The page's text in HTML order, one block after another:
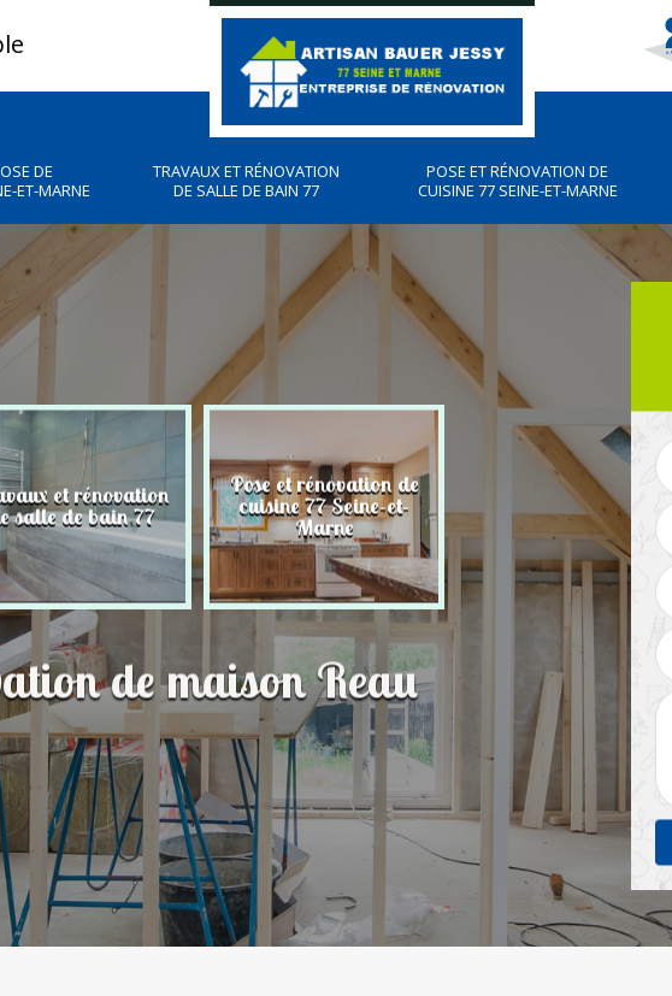
DE
ET-MARNE
TRAVAUX ET RÉNOVATION
DE SALLE DE BAIN 77
POSE ET RÉNOVATION DE
CUISINE 77 SEINE-ET-MARNE
et rénovation
salle de bain 77
Pose et rénovation de
cuisine 77 Seine-et-
Marne
Plombier, travaux de
plomberies 77
de maison Reau